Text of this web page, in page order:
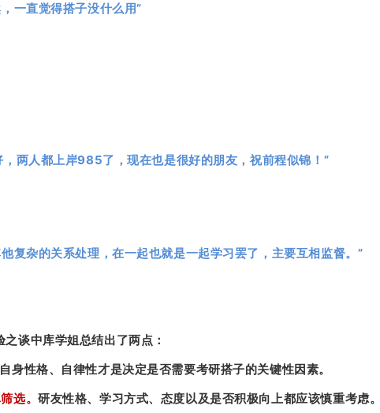
一直觉得搭子没什么用”
，两人都上岸985了，现在也是很好的朋友，祝前程似锦！”
复杂的关系处理，在一起也就是一起学习罢了，主要互相监督。”
谈中库学姐总结出了两点：
自身性格、自律性才是决定是否需要考研搭子的关键性因素。
选。研友性格、学习方式、态度以及是否积极向上都应该慎重考虑